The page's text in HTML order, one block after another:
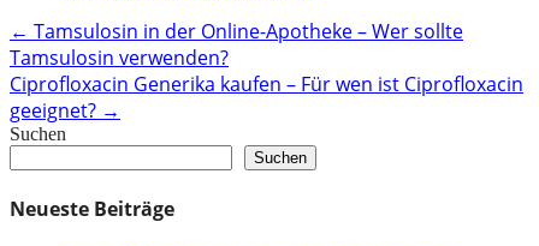
Post
navigation
← Tamsulosin in der Online-Apotheke – Wer sollte
Tamsulosin verwenden?
Ciprofloxacin Generika kaufen – Für wen ist Ciprofloxacin
geeignet? →
Suchen
Suchen
Neueste Beiträge